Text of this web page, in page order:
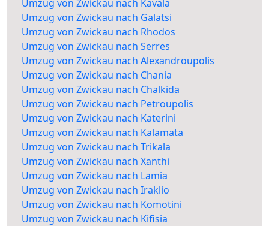
Umzug von Zwickau nach Kavala
Umzug von Zwickau nach Galatsi
Umzug von Zwickau nach Rhodos
Umzug von Zwickau nach Serres
Umzug von Zwickau nach Alexandroupolis
Umzug von Zwickau nach Chania
Umzug von Zwickau nach Chalkida
Umzug von Zwickau nach Petroupolis
Umzug von Zwickau nach Katerini
Umzug von Zwickau nach Kalamata
Umzug von Zwickau nach Trikala
Umzug von Zwickau nach Xanthi
Umzug von Zwickau nach Lamia
Umzug von Zwickau nach Iraklio
Umzug von Zwickau nach Komotini
Umzug von Zwickau nach Kifisia